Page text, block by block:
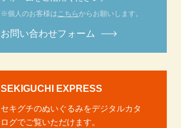
※個人のお客様はこちらからお願いします。
お問い合わせフォーム
SEKIGUCHI EXPRESS
セキグチのぬいぐるみをデジタルカタ
ログでご覧いただけます。